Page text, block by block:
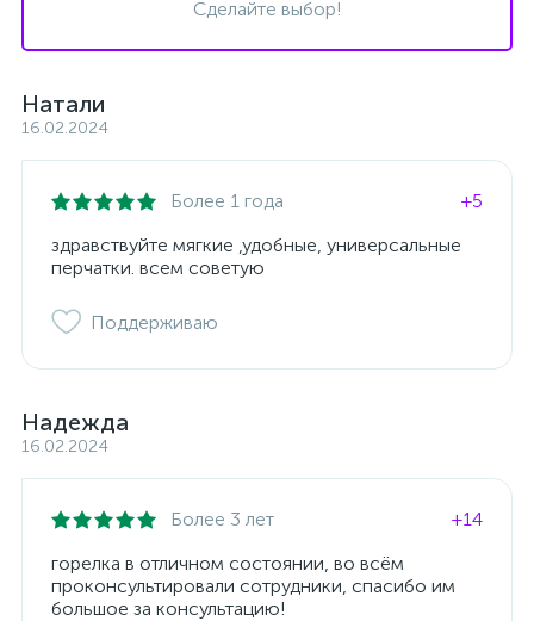
Сделайте выбор!
Натали
16.02.2024
Более 1 года
+5
здравствуйте мягкие ,удобные, универсальные
перчатки. всем советую
Поддерживаю
Надежда
16.02.2024
Более 3 лет
+14
горелка в отличном состоянии, во всём
проконсультировали сотрудники, спасибо им
большое за консультацию!